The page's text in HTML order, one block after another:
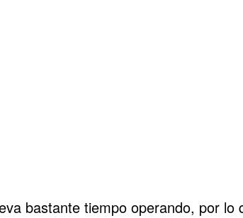
bastante tiempo operando, por